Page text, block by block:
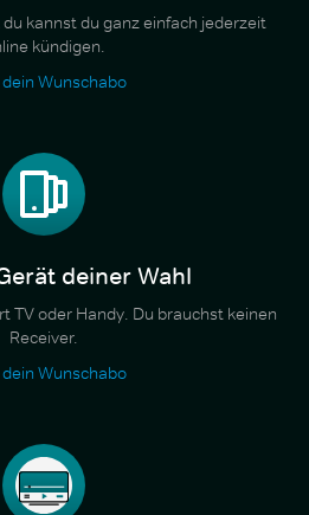
kannst du ganz einfach jederzeit
kündigen.
Wunschabo
deiner Wahl
TV oder Handy. Du brauchst keinen
Receiver.
Wunschabo